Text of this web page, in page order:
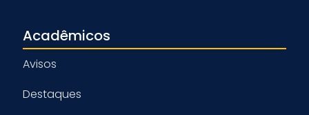
Acadêmicos
Avisos
Destaques